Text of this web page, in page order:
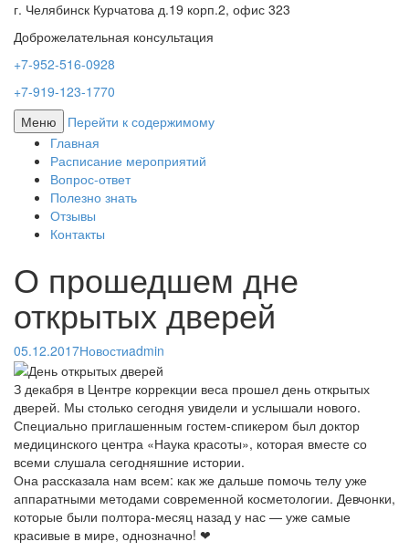
г. Челябинск Курчатова д.19 корп.2, офис 323
Доброжелательная консультация
+7-952-516-0928
+7-919-123-1770
Меню
Перейти к содержимому
Главная
Расписание мероприятий
Вопрос-ответ
Полезно знать
Отзывы
Контакты
О прошедшем дне
открытых дверей
05.12.2017Новостиadmin
З декабря в Центре коррекции веса прошел день открытых
дверей. Мы столько сегодня увидели и услышали нового.
Специально приглашенным гостем-спикером был доктор
медицинского центра «Наука красоты», которая вместе со
всеми слушала сегодняшние истории.
Она рассказала нам всем: как же дальше помочь телу уже
аппаратными методами современной косметологии. Девчонки,
которые были полтора-месяц назад у нас — уже самые
красивые в мире, однозначно! ❤